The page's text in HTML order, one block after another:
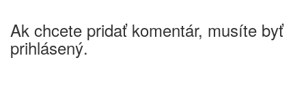
Ak chcete pridať komentár, musíte byť
prihlásený.